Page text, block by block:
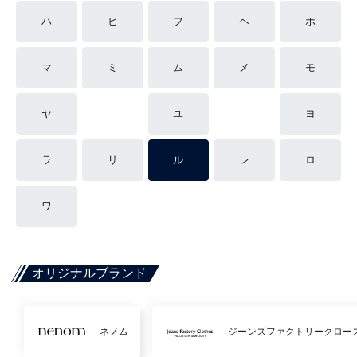
ハ ヒ フ ヘ ホ
マ ミ ム メ モ
ヤ ユ ヨ
ラ リ ル レ ロ
ワ
オリジナルブランド
ネノム ジーンズファクトリークロー